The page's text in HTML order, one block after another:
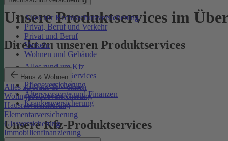
Alles zur Rechtsschutzversicherung
Privat, Beruf und Verkehr
Privat und Beruf
Verkehr
Wohnen und Gebäude
Haus & Wohnen
Alles zu Haus & Wohnen
Wohngebäudeversicherung
Hausratversicherung
Elementarversicherung
Glasversicherung
Immobilienfinanzierung
Unsere Produktservices im
Direkt zu unseren Produktservices
Alles rund um Kfz
Rechtsschutz-Services
Pflegeversicherung
Altersvorsorge und Finanzen
Krankenversicherung
Unsere Kfz-Produktservices